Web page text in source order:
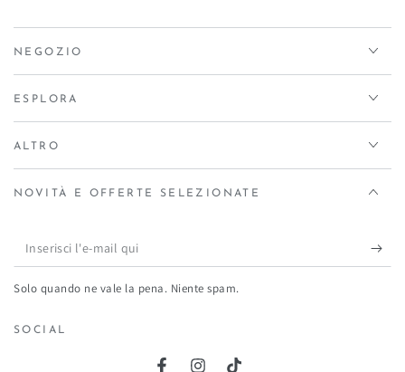
NEGOZIO
ESPLORA
ALTRO
NOVITÀ E OFFERTE SELEZIONATE
Inserisci
l'e-
mail
qui
Solo quando ne vale la pena. Niente spam.
SOCIAL